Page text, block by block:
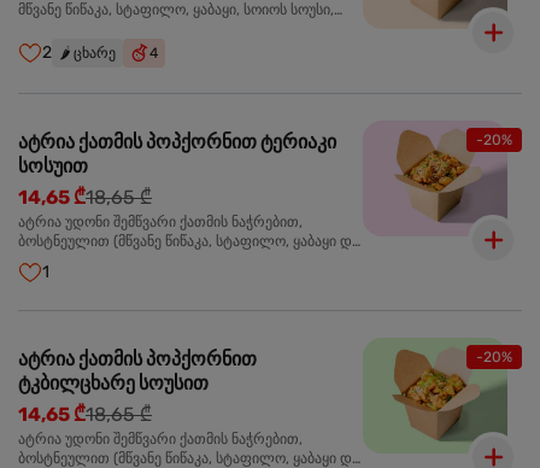
მწვანე წიწაკა, სტაფილო, ყაბაყი, სოიოს სოუსი,
მწვანე ხახვი, სეზამი, კრევეტები, სეზამის ზეთი,
2 🌶️ ცხარე 4
-20%
ატრია ქათმის პოპქორნით ტერიაკი
სოსუით
14,65 ₾18,65 ₾
ატრია უდონი შემწვარი ქათმის ნაჭრებით,
ბოსტნეულით (მწვანე წიწაკა, სტაფილო, ყაბაყი და
ნიორი) ტერიაკის სოუსით, მწვანე ლობიო. სეზამის
მარცვლები,ხახვი,მწვანე ხახვი
1
-20%
ატრია ქათმის პოპქორნით
ტკბილცხარე სოუსით
14,65 ₾18,65 ₾
ატრია უდონი შემწვარი ქათმის ნაჭრებით,
ბოსტნეულით (მწვანე წიწაკა, სტაფილო, ყაბაყი და